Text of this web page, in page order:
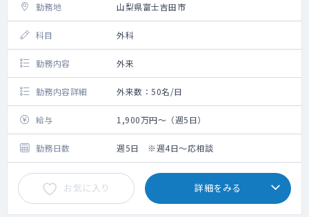
勤務地 山梨県富士吉田市
科目 外科
勤務内容 外来
勤務内容詳細 外来数：50名/日
給与 1,900万円～（週5日）
勤務日数 週5日 ※週4日～応相談
お気に入り 詳細をみる